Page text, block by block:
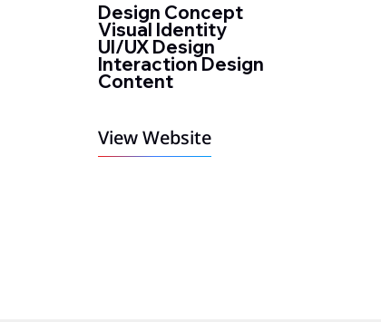
Design Concept
Visual Identity
UI/UX Design
Interaction Design
Content
View Website